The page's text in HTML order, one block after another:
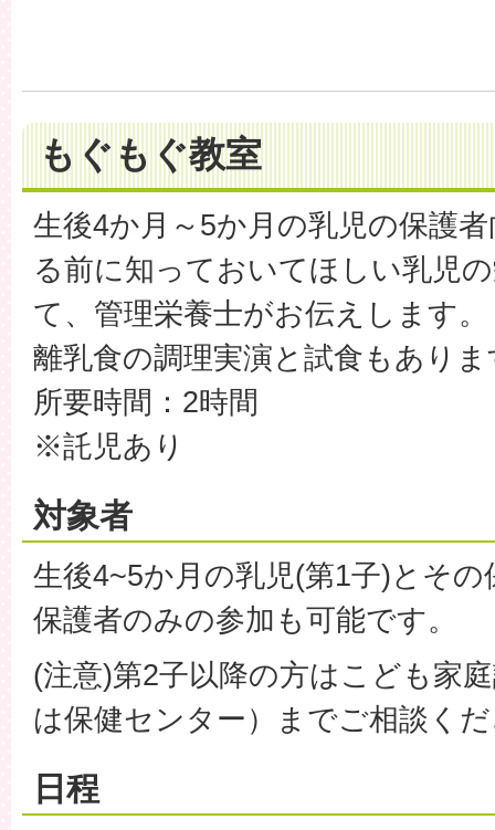
もぐもぐ教室
生後4か月～5か月の乳児の保護
る前に知っておいてほしい乳児
て、管理栄養士がお伝えします。
離乳食の調理実演と試食もありま
所要時間：2時間
※託児あり
対象者
生後4~5か月の乳児(第1子)とその
保護者のみの参加も可能です。
(注意)第2子以降の方はこども家
は保健センター）までご相談く
日程